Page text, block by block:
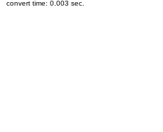
convert time: 0.003 sec.